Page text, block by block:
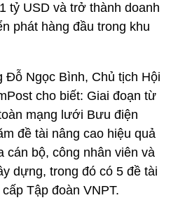
tỷ USD và trở thành doanh
phát hàng đầu trong khu
Đỗ Ngọc Bình, Chủ tịch Hội
cho biết: Giai đoạn từ
mạng lưới Bưu điện
đề tài nâng cao hiệu quả
cán bộ, công nhân viên và
dựng, trong đó có 5 đề tài
Tập đoàn VNPT.